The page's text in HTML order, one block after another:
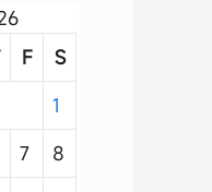
F
S
1
7
8